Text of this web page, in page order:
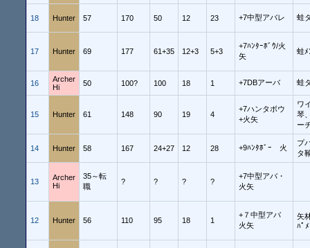
18 Hunter 57 170 50 12 23 +7中型アバレ 蛙
17 Hunter 69 177 61+35 12+3 5+3
+7ﾊﾝﾀｰﾎﾞｳ/火
矢
蛙ﾒ
16
Archer
Hi
50 100? 100 18 1 +7DBアーバ 蛙
15 Hunter 61 148 90 19 4
+7ハンタボウ
+火矢
ワ
琴
ー
14 Hunter 58 167 24+27 12 28 +9ﾊﾝﾀﾎﾞｰ 火
プ
タ
13
Archer
Hi
35～転
職
? ? ? ?
+7中型アバ・
火矢
12 Hunter 56 110 95 18 1
+７中型アバ
火矢
矢
ﾊﾟ